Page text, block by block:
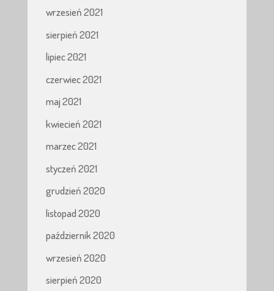
wrzesień 2021
sierpień 2021
lipiec 2021
czerwiec 2021
maj 2021
kwiecień 2021
marzec 2021
styczeń 2021
grudzień 2020
listopad 2020
październik 2020
wrzesień 2020
sierpień 2020